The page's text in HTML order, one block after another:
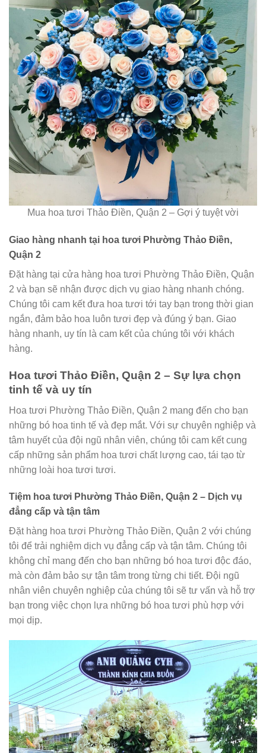
Mua hoa tươi Thảo Điền, Quận 2 – Gợi ý tuyệt vời
Giao hàng nhanh tại hoa tươi Phường Thảo Điền,
Quận 2
Đặt hàng tại cửa hàng hoa tươi Phường Thảo Điền, Quận
2 và bạn sẽ nhận được dịch vụ giao hàng nhanh chóng.
Chúng tôi cam kết đưa hoa tươi tới tay bạn trong thời gian
ngắn, đảm bảo hoa luôn tươi đẹp và đúng ý bạn. Giao
hàng nhanh, uy tín là cam kết của chúng tôi với khách
hàng.
Hoa tươi Thảo Điền, Quận 2 – Sự lựa chọn
tinh tế và uy tín
Hoa tươi Phường Thảo Điền, Quận 2 mang đến cho bạn
những bó hoa tinh tế và đẹp mắt. Với sự chuyên nghiệp và
tâm huyết của đội ngũ nhân viên, chúng tôi cam kết cung
cấp những sản phẩm hoa tươi chất lượng cao, tái tạo từ
những loài hoa tươi tươi.
Tiệm hoa tươi Phường Thảo Điền, Quận 2 – Dịch vụ
đẳng cấp và tận tâm
Đặt hàng hoa tươi Phường Thảo Điền, Quận 2 với chúng
tôi để trải nghiệm dịch vụ đẳng cấp và tận tâm. Chúng tôi
không chỉ mang đến cho bạn những bó hoa tươi độc đáo,
mà còn đảm bảo sự tận tâm trong từng chi tiết. Đội ngũ
nhân viên chuyên nghiệp của chúng tôi sẽ tư vấn và hỗ trợ
bạn trong việc chọn lựa những bó hoa tươi phù hợp với
mọi dịp.